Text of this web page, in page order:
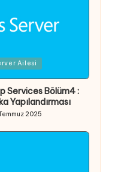
Ailesi
Services Bölüm4 :
Yapılandırması
2025